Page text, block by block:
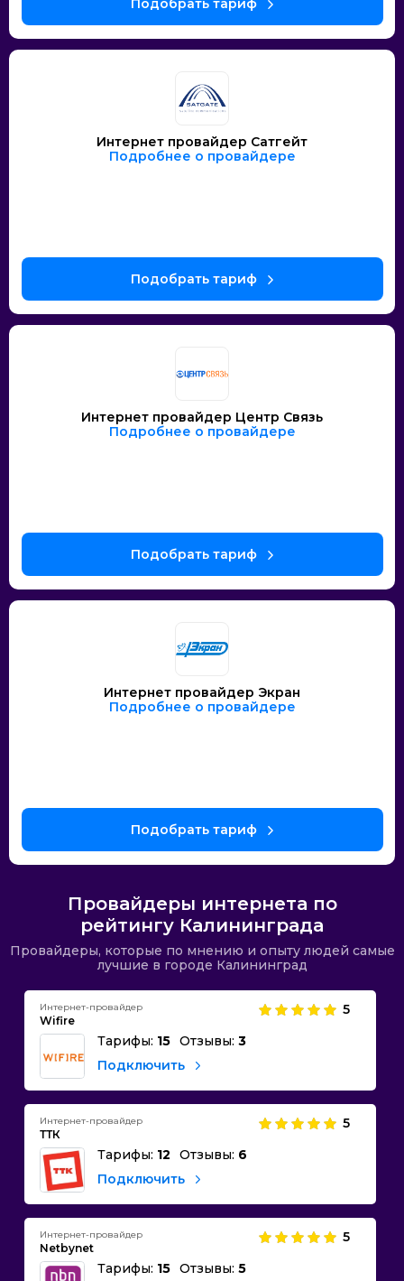
Интернет провайдер Сатгейт
Подробнее о провайдере
Интернет провайдер Центр Связь
Подробнее о провайдере
Интернет провайдер Экран
Подробнее о провайдере
Провайдеры интернета по
рейтингу Калининграда
Провайдеры, которые по мнению и опыту людей самые
лучшие в городе Калининград
Интернет-провайдер
Wifire
5
Тарифы: 15 Отзывы: 3
Подключить
Интернет-провайдер
ТТК
5
Тарифы: 12 Отзывы: 6
Подключить
Интернет-провайдер
Netbynet
5
Тарифы: 15 Отзывы: 5